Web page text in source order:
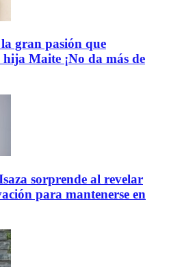
gran pasión que
Maite ¡No da más de
sorprende al revelar
para mantenerse en